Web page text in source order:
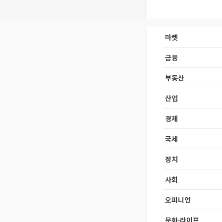
마켓
금융
부동산
산업
경제
국제
정치
사회
오피니언
문화·라이프